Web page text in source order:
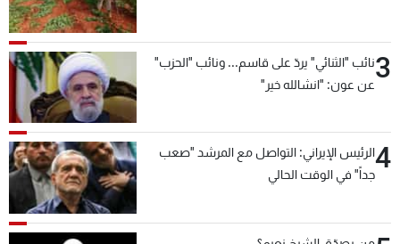
3نائب "الثنائي" يردّ على قاسم... ونائب "الحزب"
عن عون: "انشالله خير"
4الرئيس الإيراني: التواصل مع المرشد "صعب
جداً" في الوقت الحالي